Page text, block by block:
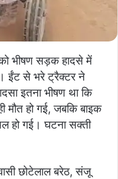
को भीषण सड़क हादसे में
ईंट से भरे ट्रैक्टर ने
इतना भीषण था कि
मौत हो गई, जबकि बाइक
हो गई। घटना सक्ती
छोटेलाल बरेठ, संजू